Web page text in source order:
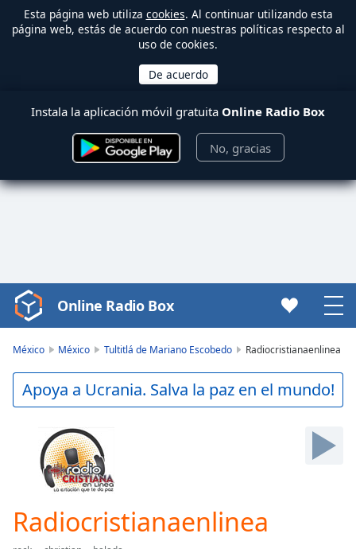
Esta página web utiliza cookies. Al continuar utilizando esta
página web, estás de acuerdo con nuestras políticas respecto al
uso de cookies.
Instala la aplicación móvil gratuita Online Radio Box
No, gracias
Video
Player
Play
Video
Backward
Forward
Current
Time0:00
Online Radio Box
México México Tultitlá de Mariano Escobedo Radiocristianaenlinea
Apoya a Ucrania. Salva la paz en el mundo!
Radiocristianaenlinea